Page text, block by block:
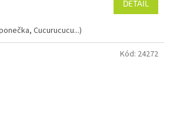
DETAIL
Cucurucucu...)
Kód: 24272